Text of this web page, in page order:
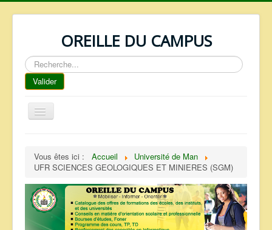
OREILLE DU CAMPUS
Rechercher
Valider
Basculer
la
REPERTOIRE
QUI SOMMES NOUS ?
NOS SERVICES
FAQ
Vous êtes ici : Accueil
Université de Man
UFR SCIENCES GEOLOGIQUES ET MINIERES (SGM)